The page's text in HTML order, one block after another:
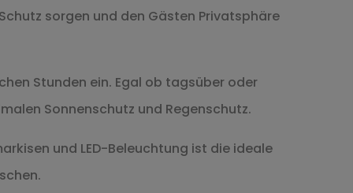
sorgen und den Gästen Privatsphäre
Stunden ein. Egal ob tagsüber oder
Sonnenschutz und Regenschutz.
und LED-Beleuchtung ist die ideale